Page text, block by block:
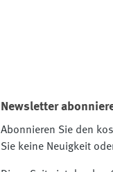
Newsletter
Abonnieren Sie den
Sie keine Neuigkeit